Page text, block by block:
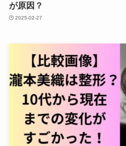
が原因？
2025-02-27